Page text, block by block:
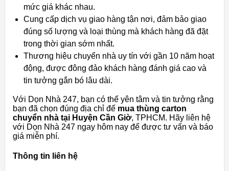
mức giá khác nhau.
Cung cấp dịch vụ giao hàng tận nơi, đảm bảo giao
đúng số lượng và loại thùng mà khách hàng đã đặt
trong thời gian sớm nhất.
Thương hiệu chuyển nhà uy tín với gần 10 năm hoạt
động, được đông đảo khách hàng đánh giá cao và
tin tưởng gắn bó lâu dài.
Với Dọn Nhà 247, bạn có thể yên tâm và tin tưởng rằng
bạn đã chọn đúng địa chỉ để mua thùng carton
chuyển nhà tại Huyện Cần Giờ, TPHCM. Hãy liên hệ
với Dọn Nhà 247 ngay hôm nay để được tư vấn và báo
giá miễn phí.
Thông tin liên hệ